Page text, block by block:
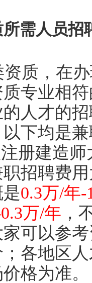
需人员招
质，在
专业相
人才的
下均是
注册建造
招聘费
0.3万/年-
万/年 ，
可以参
各地区
格为准。